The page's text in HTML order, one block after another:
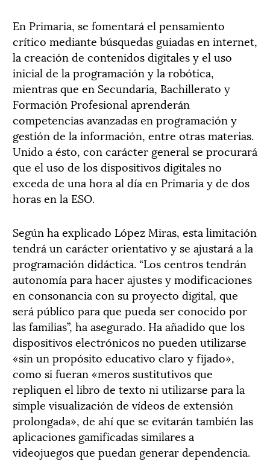
En Primaria, se fomentará el pensamiento
crítico mediante búsquedas guiadas en internet,
la creación de contenidos digitales y el uso
inicial de la programación y la robótica,
mientras que en Secundaria, Bachillerato y
Formación Profesional aprenderán
competencias avanzadas en programación y
gestión de la información, entre otras materias.
Unido a ésto, con carácter general se procurará
que el uso de los dispositivos digitales no
exceda de una hora al día en Primaria y de dos
horas en la ESO.
Según ha explicado López Miras, esta limitación
tendrá un carácter orientativo y se ajustará a la
programación didáctica. “Los centros tendrán
autonomía para hacer ajustes y modificaciones
en consonancia con su proyecto digital, que
será público para que pueda ser conocido por
las familias”, ha asegurado. Ha añadido que los
dispositivos electrónicos no pueden utilizarse
«sin un propósito educativo claro y fijado»,
como si fueran «meros sustitutivos que
repliquen el libro de texto ni utilizarse para la
simple visualización de vídeos de extensión
prolongada», de ahí que se evitarán también las
aplicaciones gamificadas similares a
videojuegos que puedan generar dependencia.